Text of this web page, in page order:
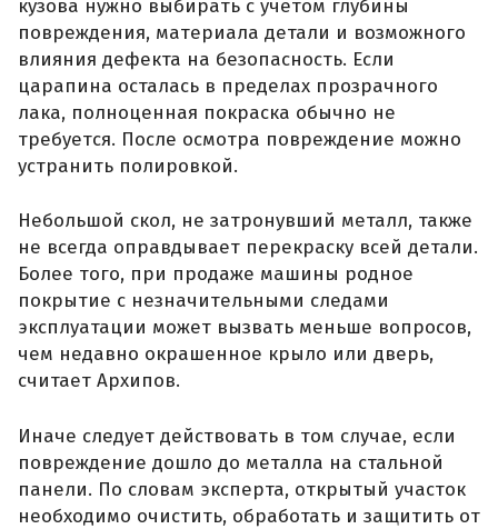
кузова нужно выбирать с учетом глубины
повреждения, материала детали и возможного
влияния дефекта на безопасность. Если
царапина осталась в пределах прозрачного
лака, полноценная покраска обычно не
требуется. После осмотра повреждение можно
устранить полировкой.
Небольшой скол, не затронувший металл, также
не всегда оправдывает перекраску всей детали.
Более того, при продаже машины родное
покрытие с незначительными следами
эксплуатации может вызвать меньше вопросов,
чем недавно окрашенное крыло или дверь,
считает Архипов.
Иначе следует действовать в том случае, если
повреждение дошло до металла на стальной
панели. По словам эксперта, открытый участок
необходимо очистить, обработать и защитить от